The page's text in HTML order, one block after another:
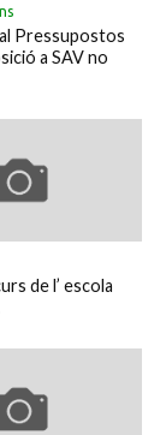
Pressupostos
a SAV no
de l’ escola